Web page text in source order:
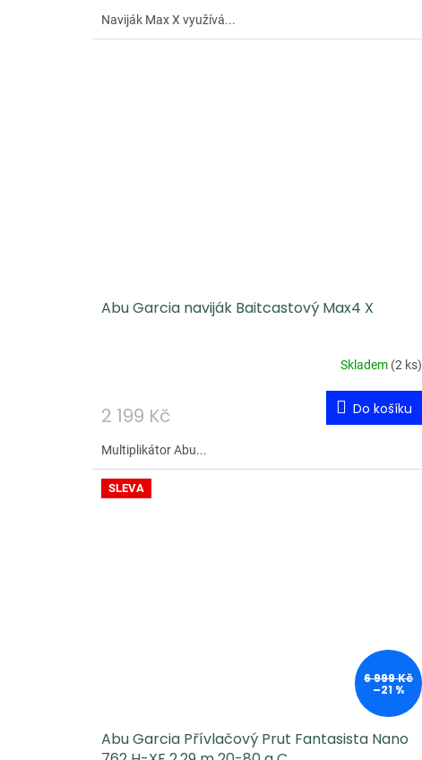
Naviják Max X využívá...
Abu Garcia naviják Baitcastový Max4 X
Skladem (2 ks)
2 199 Kč Do košíku
Multiplikátor Abu...
SLEVA
6 999 Kč
–21 %
Abu Garcia Přívlačový Prut Fantasista Nano